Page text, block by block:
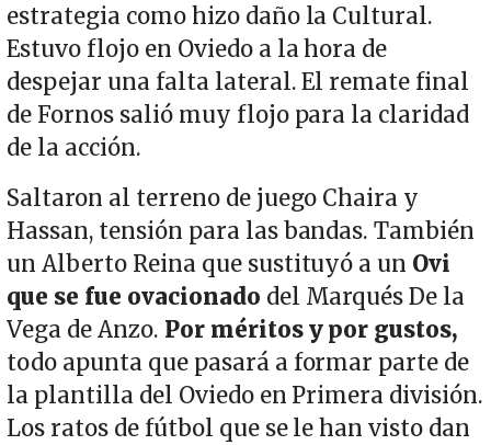
estrategia como hizo daño la Cultural.
Estuvo flojo en Oviedo a la hora de
despejar una falta lateral. El remate final
de Fornos salió muy flojo para la claridad
de la acción.
Saltaron al terreno de juego Chaira y
Hassan, tensión para las bandas. También
un Alberto Reina que sustituyó a un Ovi
que se fue ovacionado del Marqués De la
Vega de Anzo. Por méritos y por gustos,
todo apunta que pasará a formar parte de
la plantilla del Oviedo en Primera división.
Los ratos de fútbol que se le han visto dan